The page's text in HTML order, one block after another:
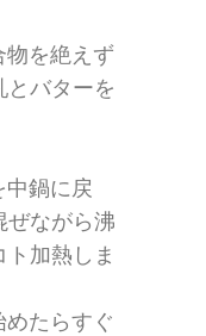
物を絶えず
バターを
中鍋に戻
ぜながら沸
加熱しま
めたらすぐ